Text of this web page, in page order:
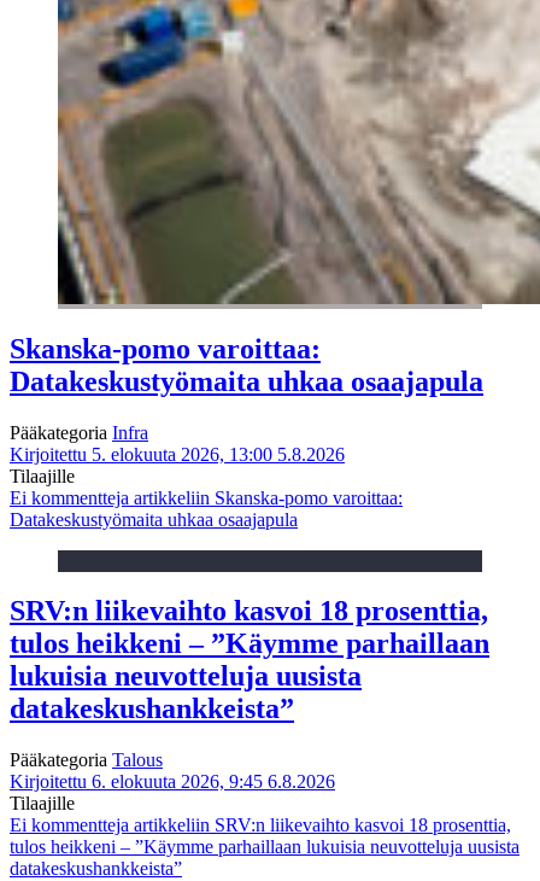
Skanska-pomo varoittaa:
Datakeskustyömaita uhkaa osaajapula
Pääkategoria Infra
Kirjoitettu 5. elokuuta 2026, 13:00 5.8.2026
Tilaajille
Ei kommentteja artikkeliin Skanska-pomo varoittaa:
Datakeskustyömaita uhkaa osaajapula
SRV:n liikevaihto kasvoi 18 prosenttia,
tulos heikkeni – ”Käymme parhaillaan
lukuisia neuvotteluja uusista
datakeskushankkeista”
Pääkategoria Talous
Kirjoitettu 6. elokuuta 2026, 9:45 6.8.2026
Tilaajille
Ei kommentteja artikkeliin SRV:n liikevaihto kasvoi 18 prosenttia,
tulos heikkeni – ”Käymme parhaillaan lukuisia neuvotteluja uusista
datakeskushankkeista”